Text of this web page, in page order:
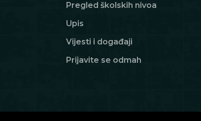
Pregled školskih nivoa
Upis
Vijesti i događaji
Prijavite se odmah